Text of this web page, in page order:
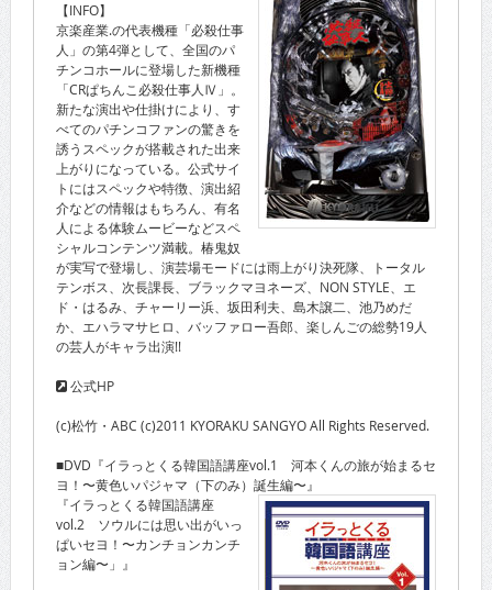
【INFO】
京楽産業.の代表機種「必殺仕事
人」の第4弾として、全国のパ
チンコホールに登場した新機種
「CRぱちんこ必殺仕事人Ⅳ」。
新たな演出や仕掛けにより、す
べてのパチンコファンの驚きを
誘うスペックが搭載された出来
上がりになっている。公式サイ
トにはスペックや特徴、演出紹
介などの情報はもちろん、有名
人による体験ムービーなどスペ
シャルコンテンツ満載。椿鬼奴
が実写で登場し、演芸場モードには雨上がり決死隊、トータル
テンボス、次長課長、ブラックマヨネーズ、NON STYLE、エ
ド・はるみ、チャーリー浜、坂田利夫、島木譲二、池乃めだ
か、エハラマサヒロ、バッファロー吾郎、楽しんごの総勢19人
の芸人がキャラ出演!!
公式HP
(c)松竹・ABC (c)2011 KYORAKU SANGYO All Rights Reserved.
■DVD『イラっとくる韓国語講座vol.1 河本くんの旅が始まるセ
ヨ！〜黄色いパジャマ（下のみ）誕生編〜』
『イラっとくる韓国語講座
vol.2 ソウルには思い出がいっ
ぱいセヨ！〜カンチョンカンチ
ョン編〜」』